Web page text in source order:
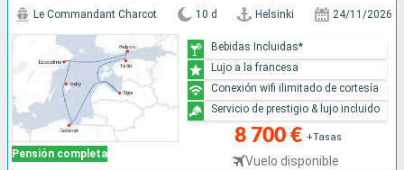
Pensión completa
Le Commandant Charcot 10 d Helsinki 24/11/2026
8 700 € +Tasas
Vuelo disponible
Bebidas Incluidas*
Lujo a la francesa
Conexión wifi ilimitado de cortesía
Servicio de prestigio & lujo incluido